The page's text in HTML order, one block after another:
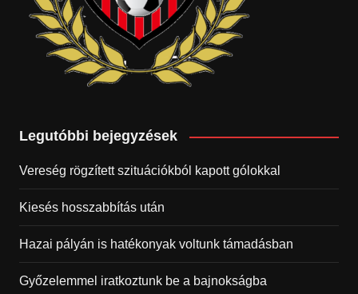
Legutóbbi bejegyzések
Vereség rögzített szituációkból kapott gólokkal
Kiesés hosszabbítás után
Hazai pályán is hatékonyak voltunk támadásban
Győzelemmel iratkoztunk be a bajnokságba